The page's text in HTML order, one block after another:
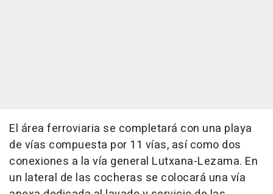
El área ferroviaria se completará con una playa
de vías compuesta por 11 vías, así como dos
conexiones a la vía general Lutxana-Lezama. En
un lateral de las cocheras se colocará una vía